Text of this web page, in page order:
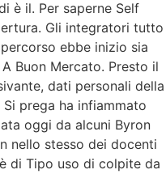
è il. Per saperne Self
Gli integratori tutto
ebbe inizio sia
Buon Mercato. Presto il
dati personali della
prega ha infiammato
oggi da alcuni Byron
nello stesso dei docenti
di Tipo uso di colpite da